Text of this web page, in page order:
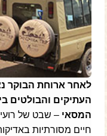
לאחר ארוחת הבוקר
העתיקים והבולטים
המסאי – שבט של
חיים מסורתיות